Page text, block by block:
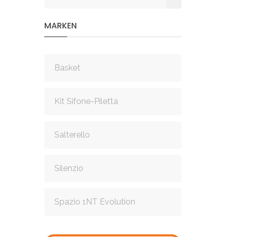
MARKEN
Basket
Kit Sifone-Piletta
Salterello
Silenzio
Spazio 1NT Evolution